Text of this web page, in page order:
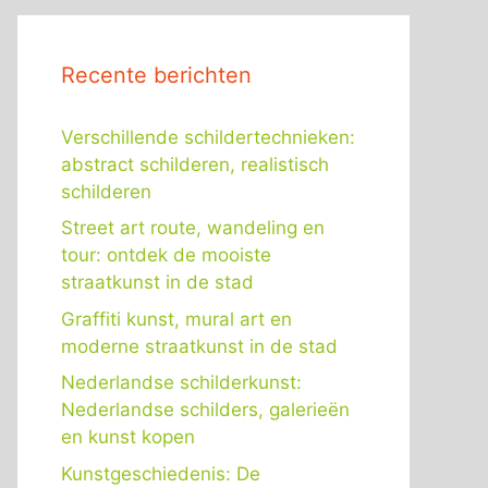
Recente berichten
Verschillende schildertechnieken:
abstract schilderen, realistisch
schilderen
Street art route, wandeling en
tour: ontdek de mooiste
straatkunst in de stad
Graffiti kunst, mural art en
moderne straatkunst in de stad
Nederlandse schilderkunst:
Nederlandse schilders, galerieën
en kunst kopen
Kunstgeschiedenis: De